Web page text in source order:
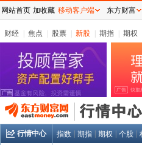
财经 焦点 股票 新股 期指 期权
行情中心 指数 期指 期权 个股
网站首页 加收藏 移动客户端 东方财富